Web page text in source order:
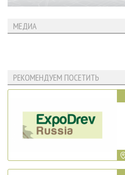
МЕДИА
РЕКОМЕНДУЕМ ПОСЕТИТЬ